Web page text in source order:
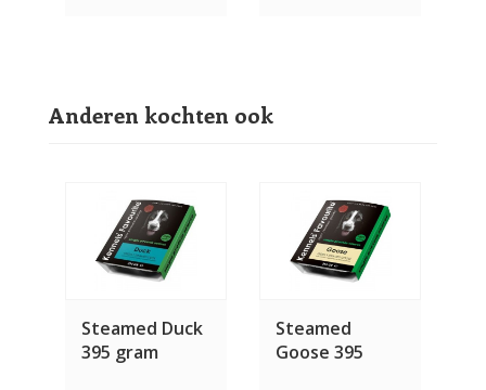
Anderen kochten ook
Steamed Duck
395 gram
Steamed
Goose 395